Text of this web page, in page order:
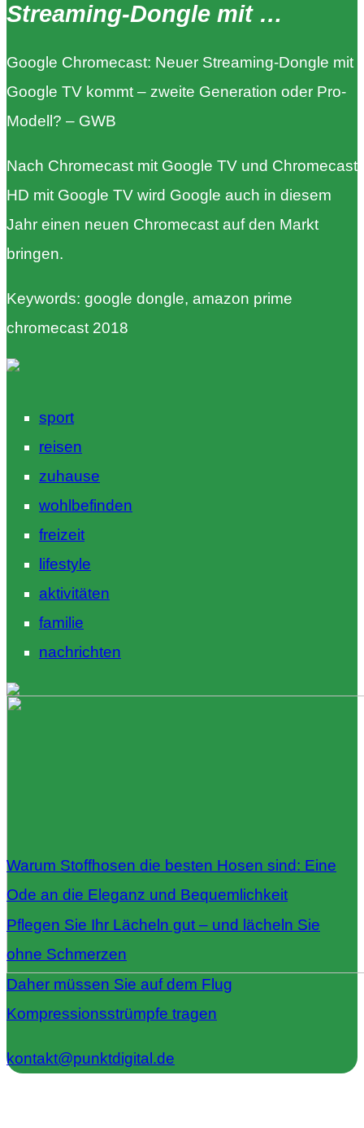
Streaming-Dongle mit …
Google Chromecast: Neuer Streaming-Dongle mit
Google TV kommt – zweite Generation oder Pro-
Modell? – GWB
Nach Chromecast mit Google TV und Chromecast
HD mit Google TV wird Google auch in diesem
Jahr einen neuen Chromecast auf den Markt
bringen.
Keywords: google dongle, amazon prime
chromecast 2018
sport
reisen
zuhause
wohlbefinden
freizeit
lifestyle
aktivitäten
familie
nachrichten
Warum Stoffhosen die besten Hosen sind: Eine
Ode an die Eleganz und Bequemlichkeit
Pflegen Sie Ihr Lächeln gut – und lächeln Sie
ohne Schmerzen
Daher müssen Sie auf dem Flug
Kompressionsstrümpfe tragen
kontakt@punktdigital.de